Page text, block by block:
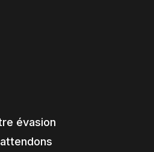
évasion